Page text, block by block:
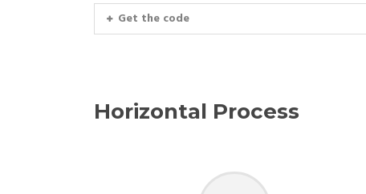
Get the code
Horizontal Process